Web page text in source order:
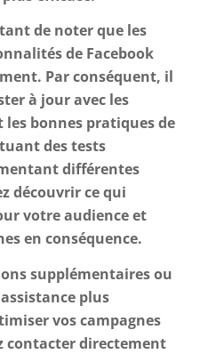
de noter que les
de Facebook
Par conséquent, il
à jour avec les
bonnes pratiques de
des tests
différentes
découvrir ce qui
votre audience et
en conséquence.
supplémentaires ou
plus
vos campagnes
contacter directement